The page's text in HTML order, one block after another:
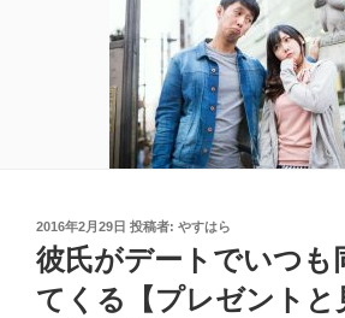
投
稿
日:
2016年2月29日 投稿者: やすはら
彼氏がデートでいつも
てくる【プレゼントと